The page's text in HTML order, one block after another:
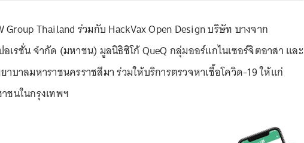
Group Thailand ร่วมกับ HackVax Open Design บริษัท บางจาก
เรชั่น จำกัด (มหาชน) มูลนิธิซิโก้ QueQ กลุ่มออร์แกไนเซอร์จิตอาสา และ
าบาลมหาราชนครราชสีมา ร่วมให้บริการตรวจหาเชื้อโควิด-19 ให้แก่
ชนในกรุงเทพฯ